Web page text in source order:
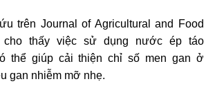
trên Journal of Agricultural and Food
cho thấy việc sử dụng nước ép táo
thể giúp cải thiện chỉ số men gan ở
gan nhiễm mỡ nhẹ.